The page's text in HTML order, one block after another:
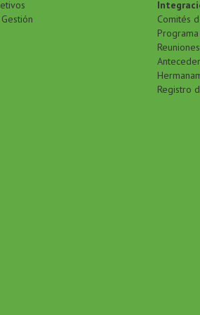
Comités
Reuniones
Registro